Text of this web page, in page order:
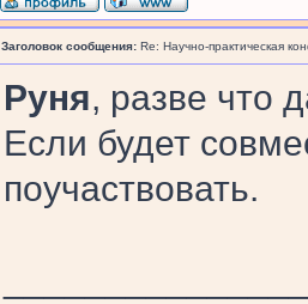
Заголовок сообщения: Re: Научно-практическая
Руня, разве что
Если будет
поучаствовать.